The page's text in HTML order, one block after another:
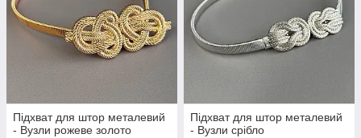
Підхват для штор металевий
- Вузли рожеве золото
Підхват для штор металевий
- Вузли срібло